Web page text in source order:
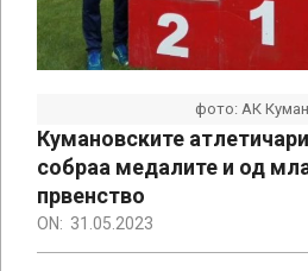
фото: АК
Кумановските
собраа медалите и од
првенство
ON: 31.05.2023